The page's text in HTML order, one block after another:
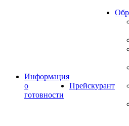
Информация
о
готовности
Прейскурант